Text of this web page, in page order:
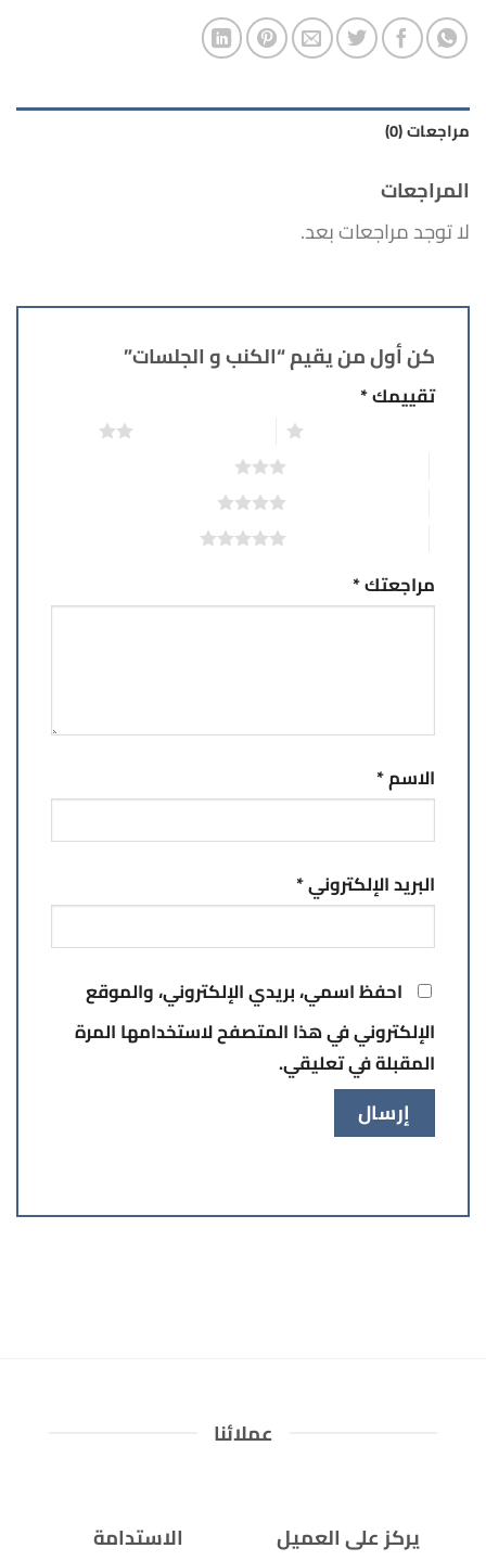
مراجعات (0)
المراجعات
لا توجد مراجعات بعد.
كن أول من يقيم “الكنب و الجلسات”
تقييمك*
مراجعتك*
الاسم*
البريد الإلكتروني*
احفظ اسمي، بريدي الإلكتروني، والموقع
الإلكتروني في هذا المتصفح لاستخدامها المرة
المقبلة في تعليقي.
عملائنا
يركز على العميل
الاستدامة